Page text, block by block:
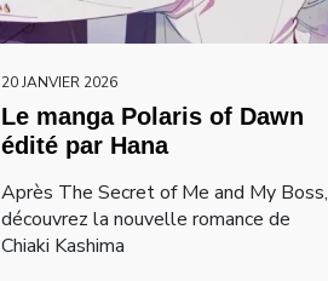
20 JANVIER 2026
Le manga Polaris of Dawn
édité par Hana
Après The Secret of Me and My Boss,
découvrez la nouvelle romance de
Chiaki Kashima